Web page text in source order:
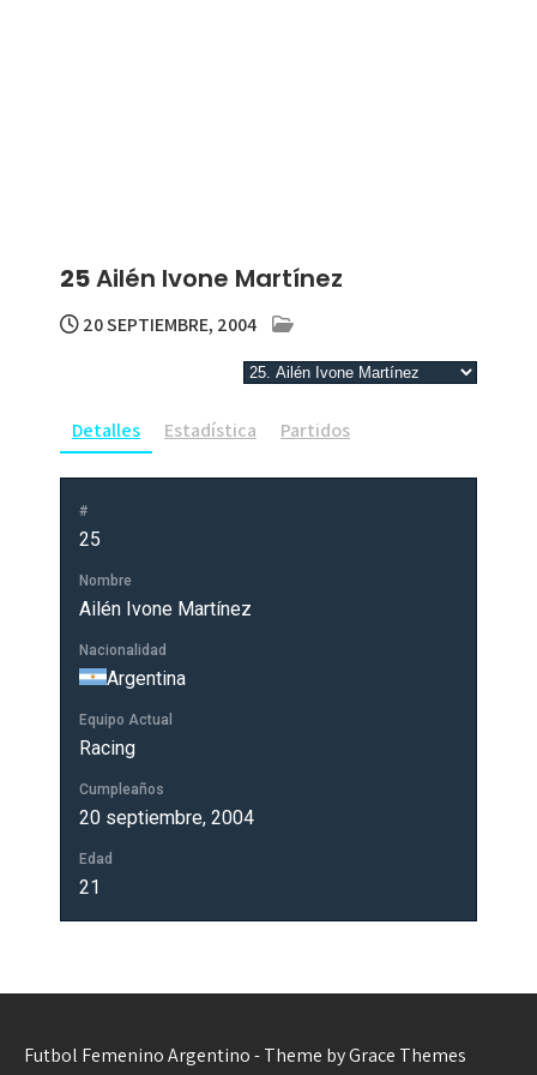
25Ailén Ivone Martínez
20 SEPTIEMBRE, 2004
Detalles Estadística Partidos
#
25
Nombre
Ailén Ivone Martínez
Nacionalidad
Argentina
Equipo Actual
Racing
Cumpleaños
20 septiembre, 2004
Edad
21
Futbol Femenino Argentino - Theme by Grace Themes